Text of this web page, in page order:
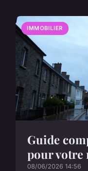
IMMOBILIER
Guide
pour votre
08/06/2026 14:56